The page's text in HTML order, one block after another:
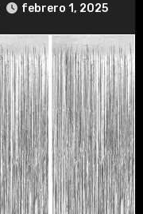
febrero 1, 2025